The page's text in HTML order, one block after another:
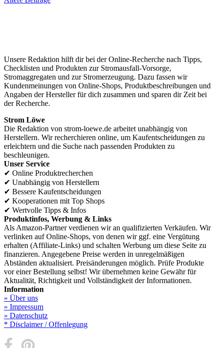
Unsere Redaktion hilft dir bei der Online-Recherche nach Tipps,
Checklisten und Produkten zur Stromausfall-Vorsorge,
Stromaggregaten und zur Stromerzeugung. Dazu fassen wir
Kundenmeinungen von Online-Shops, Produktbeschreibungen und
Angaben der Hersteller für dich zusammen und sparen dir Zeit bei
der Recherche.
Strom Löwe
Die Redaktion von strom-loewe.de arbeitet unabhängig von
Herstellern. Wir recherchieren online, um Kaufentscheidungen zu
erleichtern und die Suche nach passenden Produkten zu
beschleunigen.
Unser Service
✔ Online Produktrecherchen
✔ Unabhängig von Herstellern
✔ Bessere Kaufentscheidungen
✔ Kooperationen mit Top Shops
✔ Wertvolle Tipps & Infos
Produktinfos, Werbung & Links
Als Amazon-Partner verdienen wir an qualifizierten Verkäufen. Wir
verlinken auf Online-Shops, von denen wir ggf. eine Vergütung
erhalten (Affiliate-Links) und schalten Werbung um diese Seite zu
finanzieren. Angegebene Preise werden in unregelmäßigen
Abständen aktualisiert. Preisänderungen möglich. Prüfe Produkte
vor einer Bestellung selbst! Wir übernehmen keine Gewähr für
Aktualität, Richtigkeit und Vollständigkeit der Informationen.
Information
» Über uns
» Impressum
» Datenschutz
* Disclaimer / Offenlegung